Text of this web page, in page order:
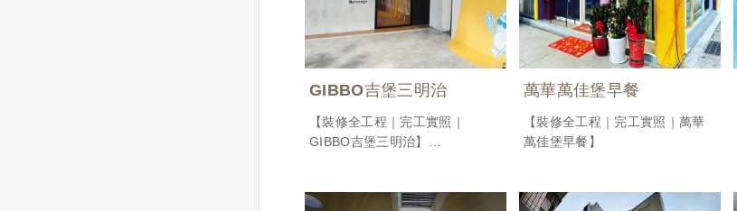
GIBBO吉堡三明治
【裝修全工程｜完工實照｜
GIBBO吉堡三明治】
風格｜
萬華萬佳堡早餐
【裝修全工程｜完工實照｜萬華
萬佳堡早餐】